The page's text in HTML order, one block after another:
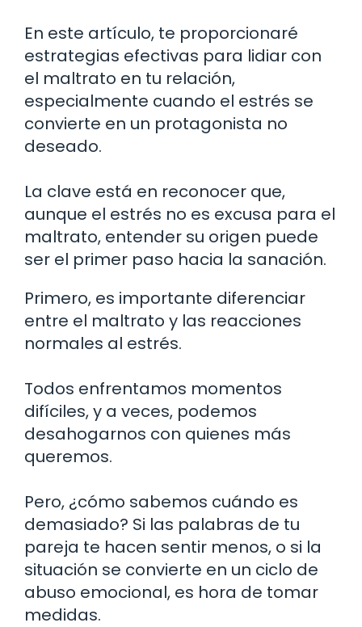
En este artículo, te proporcionaré
estrategias efectivas para lidiar con
el maltrato en tu relación,
especialmente cuando el estrés se
convierte en un protagonista no
deseado.
La clave está en reconocer que,
aunque el estrés no es excusa para el
maltrato, entender su origen puede
ser el primer paso hacia la sanación.
Primero, es importante diferenciar
entre el maltrato y las reacciones
normales al estrés.
Todos enfrentamos momentos
difíciles, y a veces, podemos
desahogarnos con quienes más
queremos.
Pero, ¿cómo sabemos cuándo es
demasiado? Si las palabras de tu
pareja te hacen sentir menos, o si la
situación se convierte en un ciclo de
abuso emocional, es hora de tomar
medidas.